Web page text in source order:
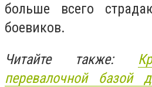
больше всего
боевиков.
Читайте также:
перевалочной базой